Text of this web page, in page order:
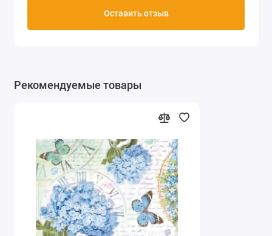
Оставить отзыв
Рекомендуемые товары